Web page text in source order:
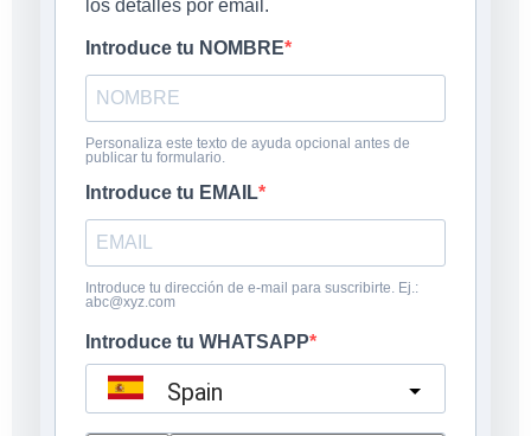
los detalles por email.
Introduce tu NOMBRE
Personaliza este texto de ayuda opcional antes de
publicar tu formulario.
Introduce tu EMAIL
Introduce tu dirección de e-mail para suscribirte. Ej.:
abc@xyz.com
Introduce tu WHATSAPP
Spain